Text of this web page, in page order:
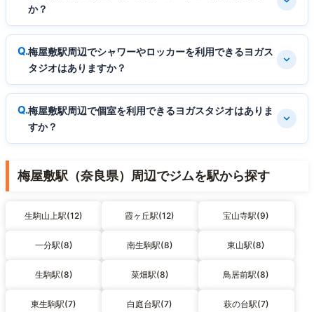
か？
梅屋敷駅周辺でシャワーやロッカーを利用できるヨガス
タジオはありますか？
梅屋敷駅周辺で個室を利用できるヨガスタジオはありま
すか？
梅屋敷駅（奈良県）周辺でジムを駅から探す
生駒山上駅(12) 霞ヶ丘駅(12) 宝山寺駅(9)
一分駅(8) 南生駒駅(8) 東山駅(8)
生駒駅(8) 菜畑駅(8) 鳥居前駅(8)
東生駒駅(7) 白庭台駅(7) 萩の台駅(7)